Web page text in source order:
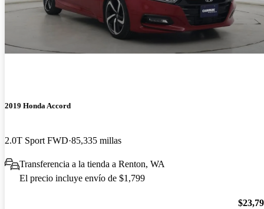
2019 Honda Accord
2.0T Sport FWD 85,335 millas
Transferencia a la tienda a Renton, WA
El precio incluye envío de $1,799